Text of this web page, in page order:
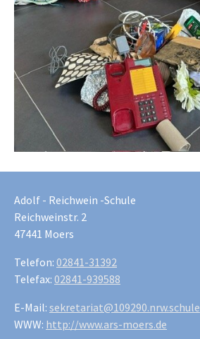
Adolf - Reichwein -Schule
Reichweinstr. 2
47441 Moers
Telefon: 02841-31392
Telefax: 02841-939588
E-Mail: sekretariat@109290.nrw.schule
WWW: http://www.ars-moers.de